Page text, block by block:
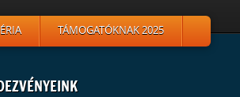
TÁMOGATÓKNAK 2025